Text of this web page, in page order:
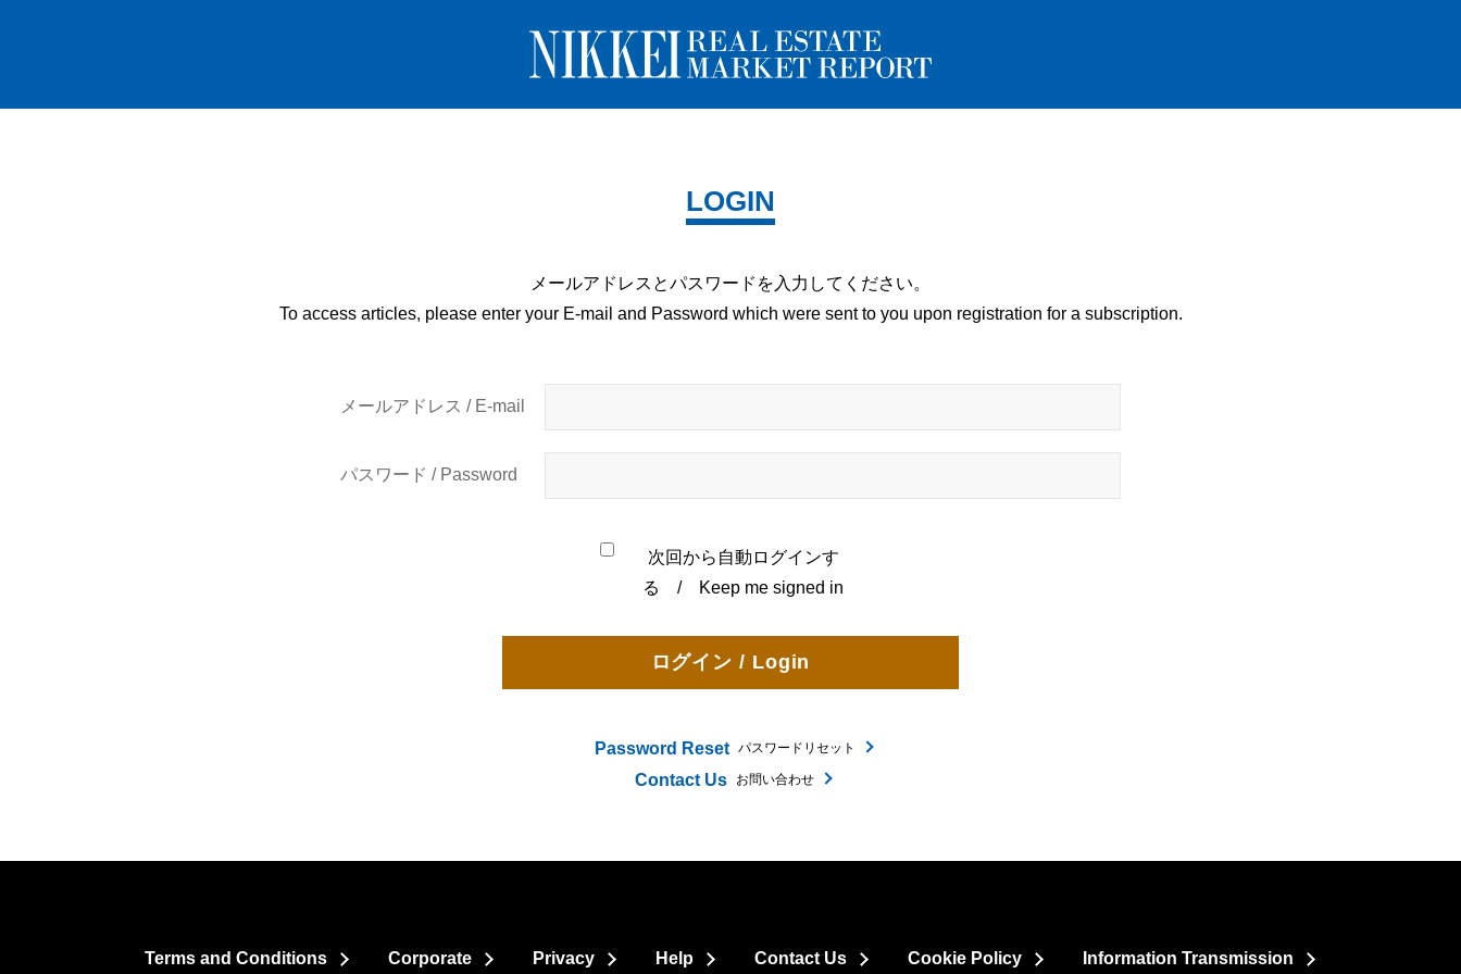
LOGIN
メールアドレスとパスワードを 入力してください。
To access articles, please enter your E-mail and Password which were sent to you upon registration for a subscription.
メールアドレス / E-mail
パスワード / Password
次回から自動ログインす
る / Keep me signed in
Password Reset パスワードリセット
Contact Us お問い合わせ
Terms and Conditions Corporate Privacy Help Contact Us Cookie Policy Information Transmission